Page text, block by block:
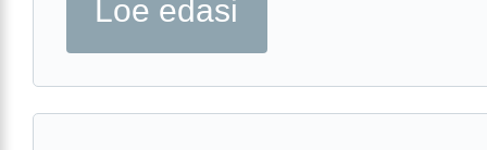
Loe edasi